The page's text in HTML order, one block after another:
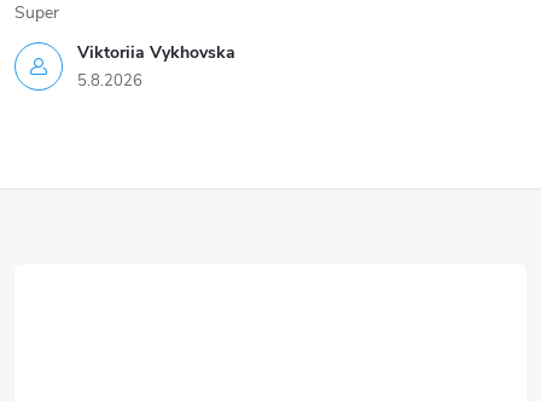
Viktoriia Vykhovska
5.8.2026
Super